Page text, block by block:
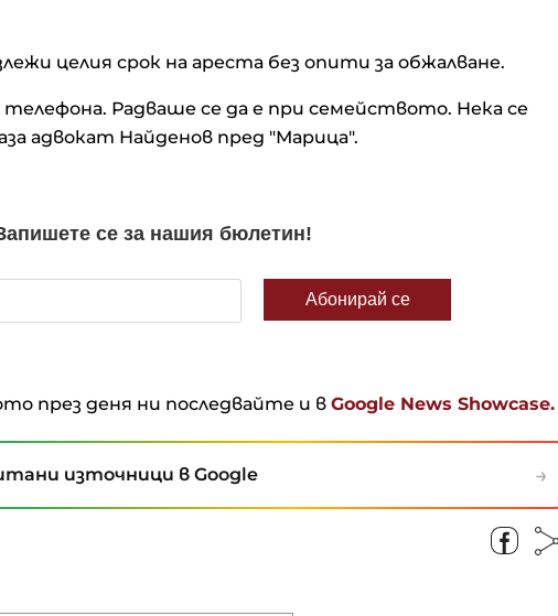
целия срок на ареста без опити за обжалване.
телефона. Радваше се да е при семейството. Нека се
адвокат Найденов пред "Марица".
през деня ни последвайте и в Google News Showcase.
източници в Google →